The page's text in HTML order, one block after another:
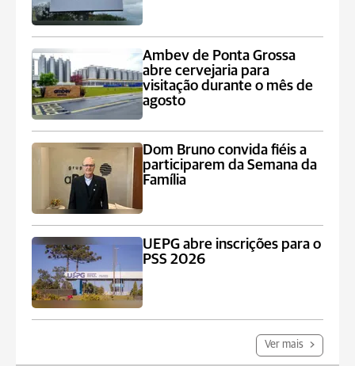
Ambev de Ponta Grossa
abre cervejaria para
visitação durante o mês de
agosto
Dom Bruno convida fiéis a
participarem da Semana da
Família
UEPG abre inscrições para o
PSS 2026
Ver mais